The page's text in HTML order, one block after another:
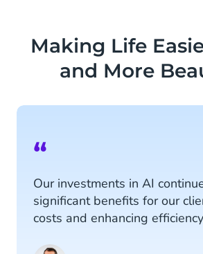
Making Life
and More
“
Our investments in AI
significant benefits for our
costs and enhancing